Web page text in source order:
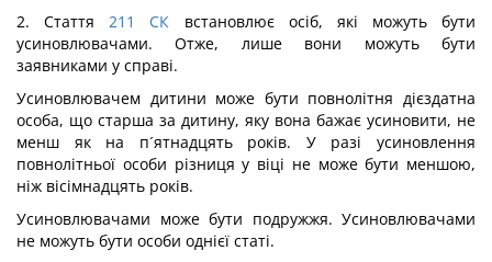
2. Стаття 211 СК встановлює осіб, які можуть бути
усиновлювачами. Отже, лише вони можуть бути
заявниками у справі.
Усиновлювачем дитини може бути повнолітня дієздатна
особа, що старша за дитину, яку вона бажає усиновити, не
менш як на п´ятнадцять років. У разі усиновлення
повнолітньої особи різниця у віці не може бути меншою,
ніж вісімнадцять років.
Усиновлювачами може бути подружжя. Усиновлювачами
не можуть бути особи однієї статі.